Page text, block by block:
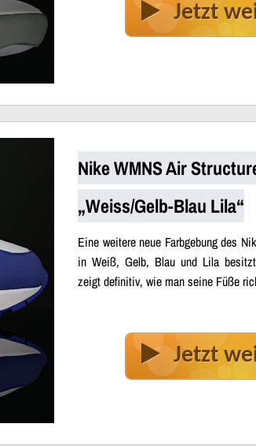
Jetzt
Nike WMNS Air
„Weiss/Gelb-Blau Lila“
Eine weitere neue Farbgebung des
in Weiß, Gelb, Blau und Lila
zeigt definitiv, wie man seine Füße
Jetzt